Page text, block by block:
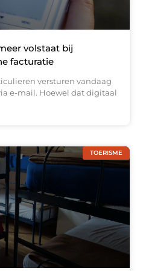
volstaat bij
facturatie
versturen vandaag
e-mail. Hoewel dat digitaal
TOERISME